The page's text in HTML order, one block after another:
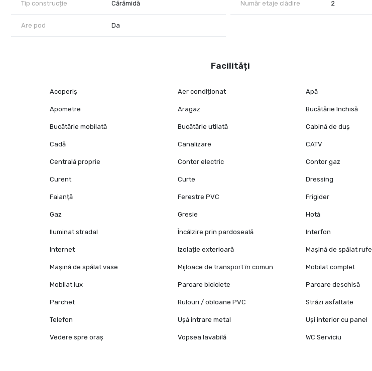
Tip construcție Cărămidă Număr etaje clădire 2
Are pod Da
Facilități
Acoperiș Aer condiționat Apă
Apometre Aragaz Bucătărie închisă
Bucătărie mobilată Bucătărie utilată Cabină de duș
Cadă Canalizare CATV
Centrală proprie Contor electric Contor gaz
Curent Curte Dressing
Faianță Ferestre PVC Frigider
Gaz Gresie Hotă
Iluminat stradal Încălzire prin pardoseală Interfon
Internet Izolație exterioară Mașină de spălat rufe
Mașină de spălat vase Mijloace de transport în comun Mobilat complet
Mobilat lux Parcare biciclete Parcare deschisă
Parchet Rulouri / obloane PVC Străzi asfaltate
Telefon Ușă intrare metal Uși interior cu panel
Vedere spre oraș Vopsea lavabilă WC Serviciu